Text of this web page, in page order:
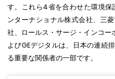
す。これら4省を合わせた環境
ンターナショナル株式会社、三
社、ロールス・サージ・インコ
よびGEデジタルは、日本の連続
る重要な関係者の一部です。